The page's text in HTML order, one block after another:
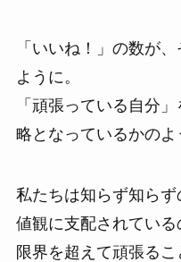
「いいね！」の数が
ように。
「頑張っている自分
略となっているかのよ
私たちは知らず知ら
値観に支配されてい
限界を超えて頑張る